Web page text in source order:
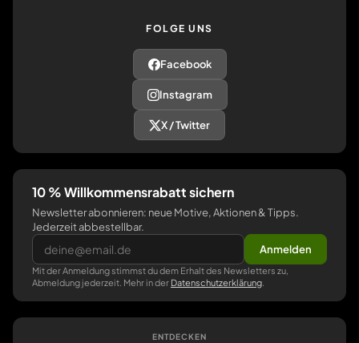
FOLGE UNS
Facebook
Instagram
X / Twitter
10 % Willkommensrabatt sichern
Newsletter abonnieren: neue Motive, Aktionen & Tipps.
Jederzeit abbestellbar.
Anmelden
Mit der Anmeldung stimmst du dem Erhalt des Newsletters zu,
Abmeldung jederzeit. Mehr in der Datenschutzerklärung
ENTDECKEN